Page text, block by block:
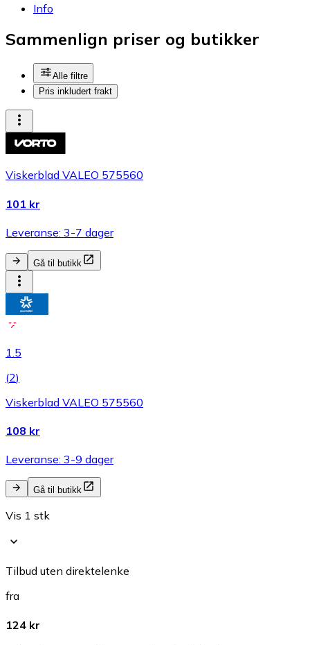
Info
Sammenlign priser og butikker
Alle filtre
Pris inkludert frakt
Viskerblad VALEO 575560
101 kr
Leveranse: 3-7 dager
Gå til butikk
1.5
(2)
Viskerblad VALEO 575560
108 kr
Leveranse: 3-9 dager
Gå til butikk
Vis 1 stk
Tilbud uten direktelenke
fra
124 kr